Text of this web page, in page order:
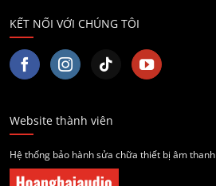
KẾT NỐI VỚI CHÚNG TÔI
Website thành viên
Hệ thống bảo hành sửa chữa thiết bị âm thanh